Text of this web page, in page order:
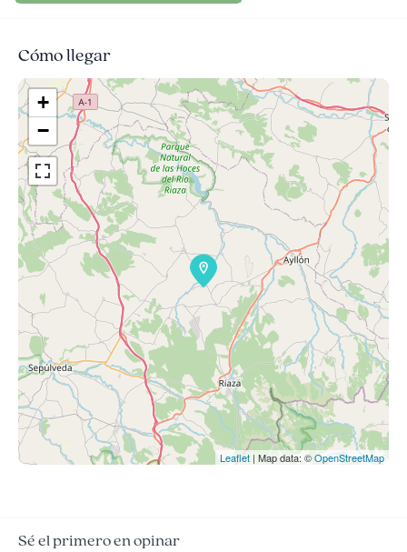
Cómo llegar
+
−
Leaflet | Map data: ©OpenStreetMap
Sé el primero en opinar